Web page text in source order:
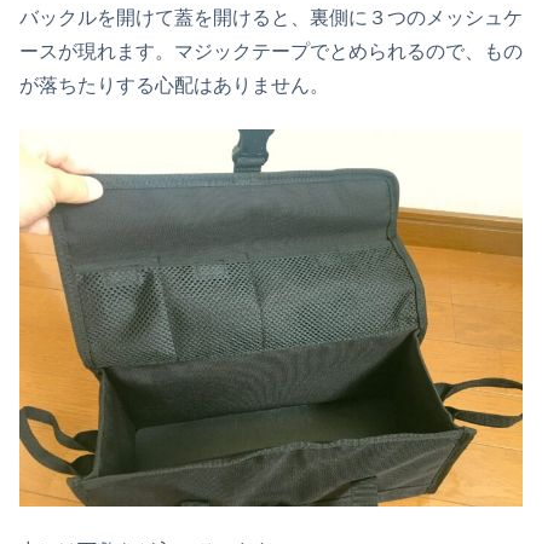
バックルを開けて蓋を開けると、裏側に３つのメッシュケ
ースが現れます。マジックテープでとめられるので、もの
が落ちたりする心配はありません。